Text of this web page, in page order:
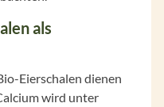
als
Eierschalen dienen
wird unter